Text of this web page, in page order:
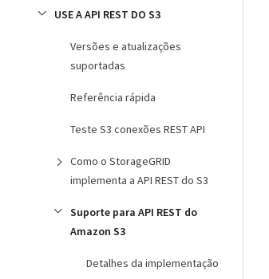
USE A API REST DO S3
Versões e atualizações
suportadas
Referência rápida
Teste S3 conexões REST API
Como o StorageGRID
implementa a API REST do S3
Suporte para API REST do
Amazon S3
Detalhes da implementação